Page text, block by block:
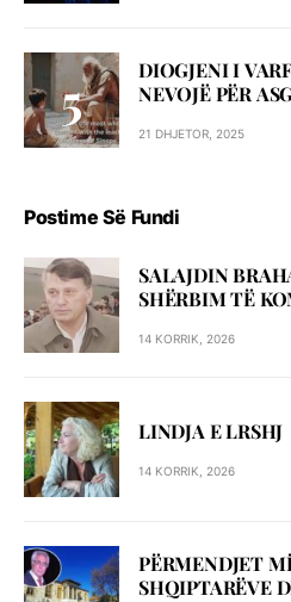
DIOGJENI I
NEVOJË PËR
21 DHJETOR, 2025
Postime Së Fundi
SALAJDIN
SHЁRBIM TЁ
14 KORRIK, 2026
LINDJA E LRSHJ
14 KORRIK, 2026
PËRMENDJET
SHQIPTARËVE